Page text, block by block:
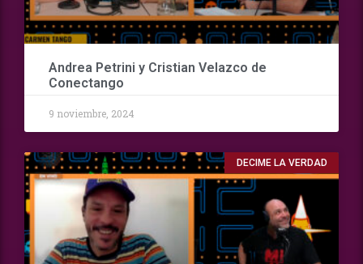
Andrea Petrini y Cristian Velazco de
Conectango
9 noviembre, 2024
DECIME LA VERDAD